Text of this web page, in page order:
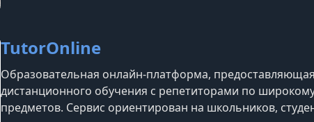
TutorOnline
Образовательная онлайн-платформа, предоставляющая
дистанционного обучения с репетиторами по
предметов. Сервис ориентирован на школьников,